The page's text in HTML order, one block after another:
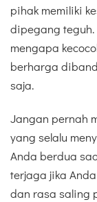
pihak memiliki
dipegang
mengapa
berharga
saja.
Jangan pernah
yang selalu
Anda berdua
terjaga jika
dan rasa saling